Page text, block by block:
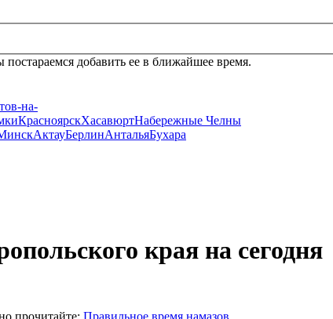
добавить ее в ближайшее время.
на-
КрасноярскХасавюртНабережные Челны
АктауБерлинАнтальяБухара
края на сегодня